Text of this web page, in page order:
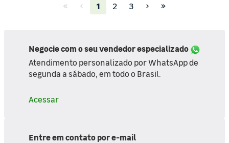
1(current)
2 3
Negocie com o seu vendedor especializado
Atendimento personalizado por WhatsApp de
segunda a sábado, em todo o Brasil.
Acessar
Entre em contato por e-mail